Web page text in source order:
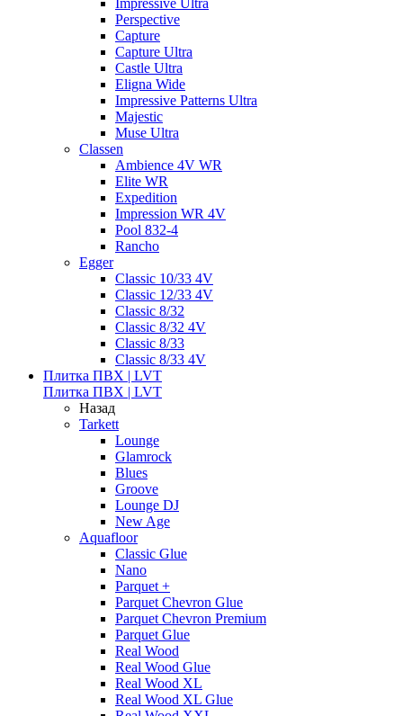
Impressive Ultra
Perspective
Capture
Capture Ultra
Castle Ultra
Eligna Wide
Impressive Patterns Ultra
Majestic
Muse Ultra
Classen
Ambience 4V WR
Elite WR
Expedition
Impression WR 4V
Pool 832-4
Rancho
Egger
Classic 10/33 4V
Classic 12/33 4V
Classic 8/32
Classic 8/32 4V
Classic 8/33
Classic 8/33 4V
Плитка ПВХ | LVT
Плитка ПВХ | LVT
Назад
Tarkett
Lounge
Glamrock
Blues
Groove
Lounge DJ
New Age
Aquafloor
Classic Glue
Nano
Parquet +
Parquet Chevron Glue
Parquet Chevron Premium
Parquet Glue
Real Wood
Real Wood Glue
Real Wood XL
Real Wood XL Glue